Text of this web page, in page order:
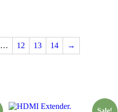
… 12 13 14 →